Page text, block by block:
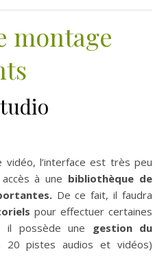
montage
vidéo, l’interface est très peu
à une bibliothèque de
De ce fait, il faudra
pour effectuer certaines
il possède une gestion du
20 pistes audios et vidéos)